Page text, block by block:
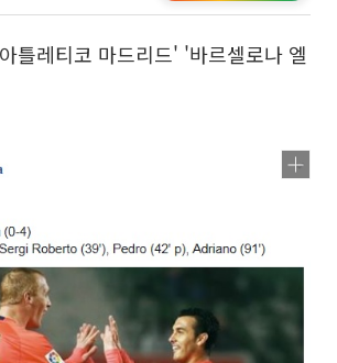
틀레티코 마드리드' '바르셀로나 엘